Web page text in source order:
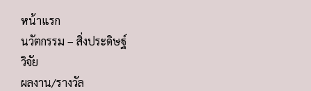
หน้าแรก
นวัตกรรม – สิ่งประดิษฐ์
วิจัย
ผลงาน/รางวัล